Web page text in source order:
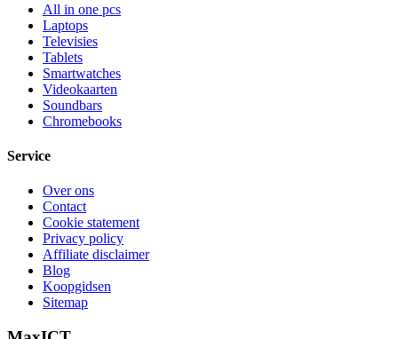
All in one pcs
Laptops
Televisies
Tablets
Smartwatches
Videokaarten
Soundbars
Chromebooks
Service
Over ons
Contact
Cookie statement
Privacy policy
Affiliate disclaimer
Blog
Koopgidsen
Sitemap